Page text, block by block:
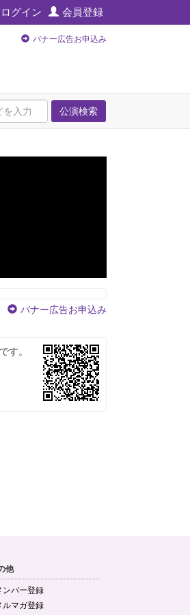
ログイン 会員登録
バナー広告お申込み
公演検索
バナー広告お申込み
す。
他
ンバー登録
ルマガ登録